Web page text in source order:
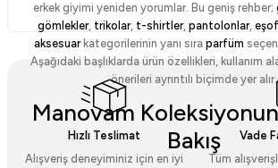
erkek giyimi yeniden yorumlar. Bu geniş rehber;
gömlekler, trikolar, t-shirtler, pantolonlar,
aksesuarkategorilerinin yanı sıra parfüm
Aşağıdaki başlıklarda ürün özellikleri, kullanım
önerileri ayrıntılı biçimde yer alır.
Manovam
Bakış
Hızlı Teslimat
Alışveriş deneyiminiz için en iyi
Vade
Tüm